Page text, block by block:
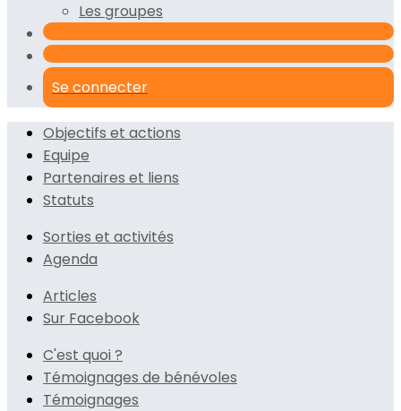
Les groupes
Se connecter
Objectifs et actions
Equipe
Partenaires et liens
Statuts
Sorties et activités
Agenda
Articles
Sur Facebook
C'est quoi ?
Témoignages de bénévoles
Témoignages